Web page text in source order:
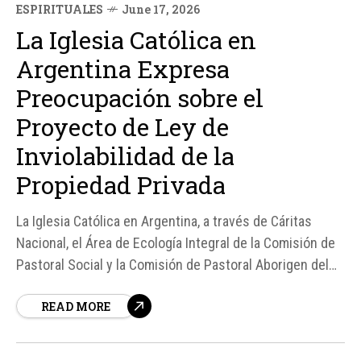
ESPIRITUALES June 17, 2026
La Iglesia Católica en
Argentina Expresa
Preocupación sobre el
Proyecto de Ley de
Inviolabilidad de la
Propiedad Privada
La Iglesia Católica en Argentina, a través de Cáritas
Nacional, el Área de Ecología Integral de la Comisión de
Pastoral Social y la Comisión de Pastoral Aborigen del
sobre el proyecto de ley de inviolabilidad de la propiedad
READ MORE